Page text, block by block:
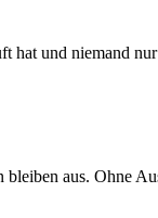
hat und niemand
aus. Ohne